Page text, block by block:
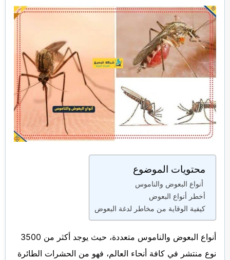
خدمات نظافة
خدمات نقل اثاث
محتويات الموضوع
أنواع البعوض والناموس
أخطر أنواع البعوض
كيفية الوقاية من مخاطر لدغة البعوض
أنواع البعوض والناموس متعددة، حيث يوجد أكثر من 3500
نوع منتشر في كافة أنحاء العالم، فهو من الحشرات الطائرة